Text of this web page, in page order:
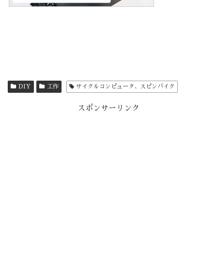
DIY 工作 サイクルコンピュータ、スピンバイク
スポンサーリンク